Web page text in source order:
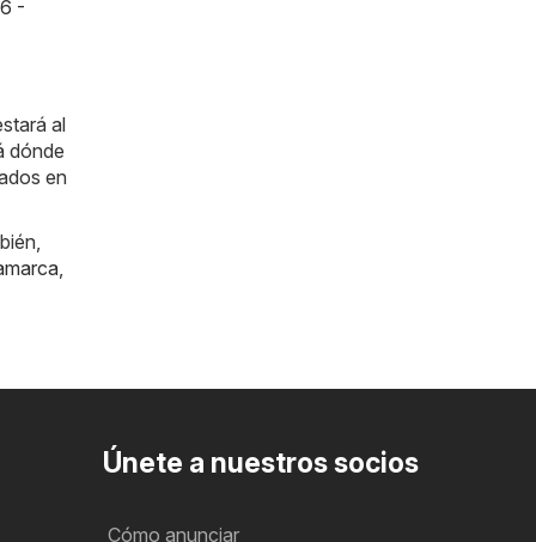
-
al
dónde
en
,
Únete a nuestros socios
Cómo anunciar